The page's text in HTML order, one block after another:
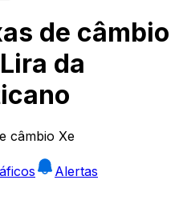
de câmbio
da
câmbio Xe
Alertas